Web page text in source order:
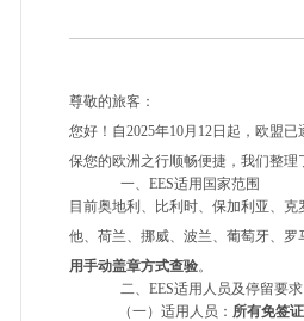
尊敬的旅客：
您好！自2025年10月 12日起，欧盟已
保您的欧洲之行顺畅便捷，我们整
一、EES适用国家范围
目前奥地利、比利时、保加利亚、
他、荷兰、挪威、波兰、葡萄牙、
用手动盖章方式查验。
二、EES适用人员及停留要求
（一）适用人员 ： 所有免签